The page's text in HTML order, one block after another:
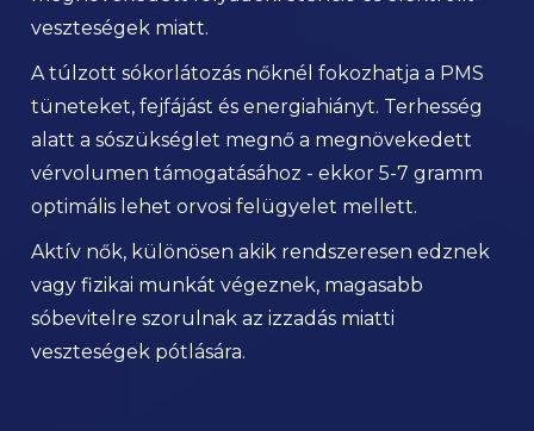
veszteségek miatt.
A túlzott sókorlátozás nőknél fokozhatja a PMS
tüneteket, fejfájást és energiahiányt. Terhesség
alatt a sószükséglet megnő a megnövekedett
vérvolumen támogatásához - ekkor 5-7 gramm
optimális lehet orvosi felügyelet mellett.
Aktív nők, különösen akik rendszeresen edznek
vagy fizikai munkát végeznek, magasabb
sóbevitelre szorulnak az izzadás miatti
veszteségek pótlására.